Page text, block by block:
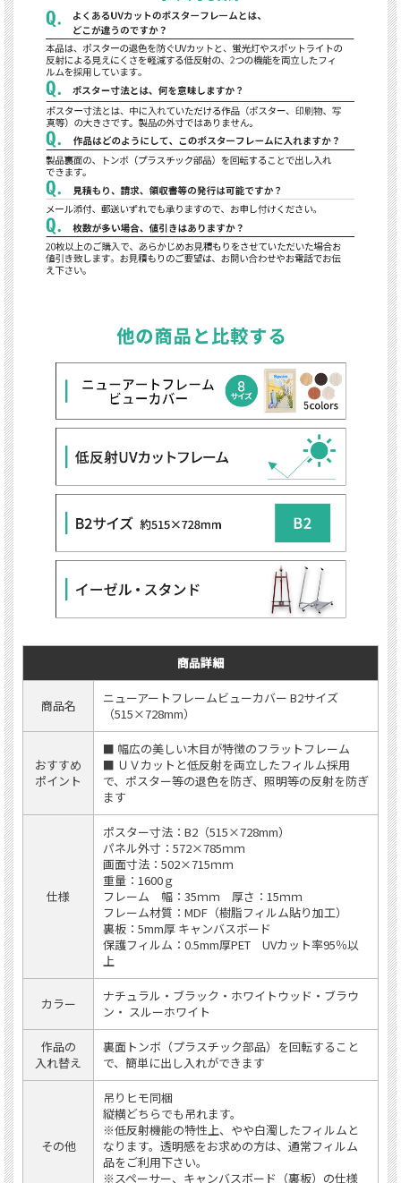
商品詳細
商品名
ニューアートフレームビューカバー B2サイズ
（515×728mm）
おすすめ
ポイント
■ 幅広の美しい木目が特徴のフラットフレーム
■ ＵＶカットと低反射を両立したフィルム採用
で、ポスター等の退色を防ぎ、照明等の反射を防ぎ
ます
仕様
ポスター寸法：B2（515×728mm）
パネル外寸：572×785ｍｍ
画面寸法：502×715ｍｍ
重量：1600ｇ
フレーム 幅：35ｍｍ 厚さ：15ｍｍ
フレーム材質：MDF（樹脂フィルム貼り加工）
裏板：5mm厚 キャンバスボード
保護フィルム：0.5mm厚PET UVカット率95％以
上
カラー
ナチュラル・ブラック・ホワイトウッド・ブラウ
ン・ スルーホワイト
作品の
入れ替え
裏面トンボ（プラスチック部品）を回転すること
で、簡単に出し入れができます
その他
吊りヒモ同梱
縦横どちらでも吊れます。
※低反射機能の特性上、やや白濁したフィルムと
なります。透明感をお求めの方は、通常フィルム
品をご利用下さい。
※スペーサー、キャンバスボード（裏板）の仕様